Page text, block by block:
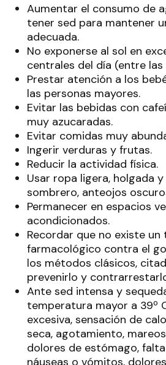
Aumentar el consumo de
tener sed para mantener
adecuada.
No exponerse al sol en
centrales del día (entre las
Prestar atención a los
las personas mayores.
Evitar las bebidas con
muy azucaradas.
Evitar comidas muy
Ingerir verduras y frutas.
Reducir la actividad física.
Usar ropa ligera, holgada
sombrero, anteojos
Permanecer en espacios
acondicionados.
Recordar que no existe
farmacológico contra el
los métodos clásicos,
prevenirlo y
Ante sed intensa y
temperatura mayor a 39º
excesiva, sensación de
seca, agotamiento,
dolores de estómago,
náuseas o vómitos,